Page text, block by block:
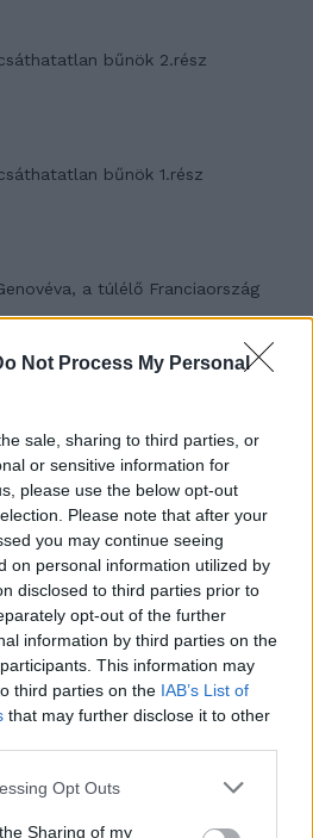
Not Process My Personal
sale, sharing to third parties, or
or sensitive information for
please use the below opt-out
Please note that after your
you may continue seeing
on personal information utilized by
disclosed to third parties prior to
opt-out of the further
information by third parties on the
This information may
third parties on the IAB’s List of
that may further disclose it to other
Opt Outs
Sharing of my
bűnök 2.rész
bűnök 1.rész
a túlélő Franciaország
rész
a fiatal lányokat 14. rész
– Miért nem hiszünk a